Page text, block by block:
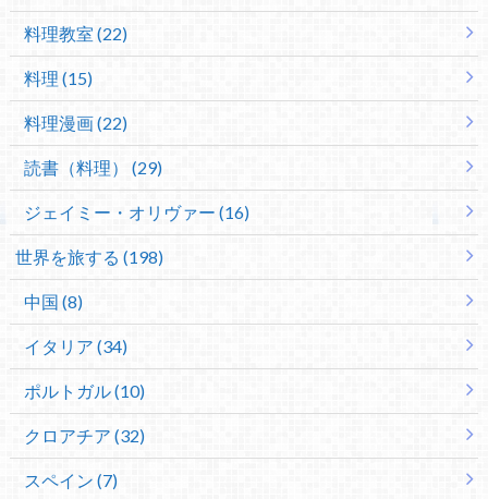
料理教室 (22)
料理 (15)
料理漫画 (22)
読書（料理） (29)
ジェイミー・オリヴァー (16)
世界を旅する (198)
中国 (8)
イタリア (34)
ポルトガル (10)
クロアチア (32)
スペイン (7)